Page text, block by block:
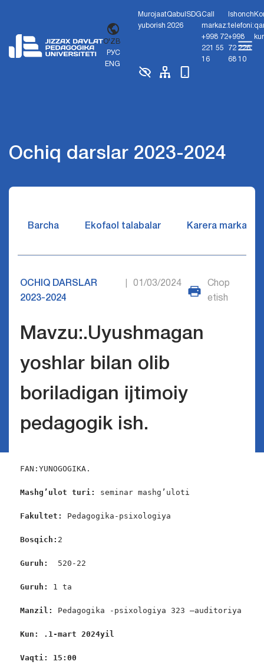
O'ZB
РУС
ENG
Murojaat
yuborish
Qabul
2026
SDGCall
markaz:
+998 72
221 55
16
Ishonch
telefoni:
+998
72 226
68 10
Ochiq darslar 2023-2024
Barcha Ekofaol talabalar Karera markazi
OCHIQ DARSLAR
2023-2024
01/03/2024
Chop
etish
Mavzu:.Uyushmagan
yoshlar bilan olib
boriladigan ijtimoiy
pedagogik ish.
FAN:YUNOGOGIKA.
Mashg’ulot turi: seminar mashg’uloti
Fakultet: Pedagogika-psixologiya
Bosqic h: 2
Guruh: 520-22
Guruh: 1 ta
Manzil: Pedagogika -psixologiya 323 –auditoriya
Kun: .1-mart 2024yil
Vaqti: 15:00